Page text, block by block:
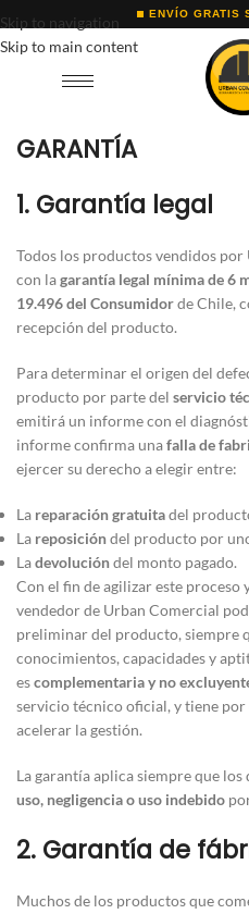
Skip to navigation
Skip to main content
ENVÍO GRATIS
GARANTÍA
1. Garantía legal
Todos los productos vendidos
con lagarantía legal mínima de 6
19.496 del Consumidorde Chile,
recepción del producto.
Para determinar el origen del
producto por parte del servicio
emitirá un informe con el
informe confirma unafalla de
ejercer su derecho a elegir entre:
La reparación gratuitadel
La reposicióndel producto por
Ladevolucióndel monto pagado.
Con el fin de agilizar este proceso
vendedor de Urban Comercial
preliminar del producto, siempre
conocimientos, capacidades y
escomplementaria y no
servicio técnico oficial, y tiene
acelerar la gestión.
La garantía aplica siempre que los
uso, negligencia o uso indebido
2. Garantía de
Muchos de los productos que